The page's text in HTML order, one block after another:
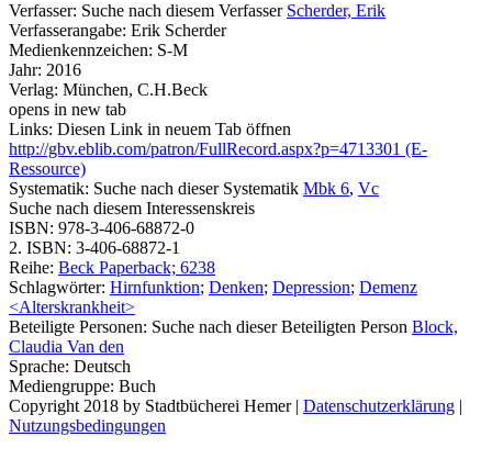
Verfasser: Suche nach diesem Verfasser Scherder, Erik
Verfasserangabe: Erik Scherder
Medienkennzeichen: S-M
Jahr: 2016
Verlag: München, C.H.Beck
opens in new tab
Links: Diesen Link in neuem Tab öffnen
http://gbv.eblib.com/patron/FullRecord.aspx?p=4713301 (E-
Ressource)
Systematik: Suche nach dieser Systematik Mbk 6, Vc
Suche nach diesem Interessenskreis
ISBN: 978-3-406-68872-0
2. ISBN: 3-406-68872-1
Reihe: Beck Paperback; 6238
Schlagwörter: Hirnfunktion; Denken; Depression; Demenz
<Alterskrankheit>
Beteiligte Personen: Suche nach dieser Beteiligten Person Block,
Claudia Van den
Sprache: Deutsch
Mediengruppe: Buch
Copyright 2018 by Stadtbücherei Hemer | Datenschutzerklärung |
Nutzungsbedingungen